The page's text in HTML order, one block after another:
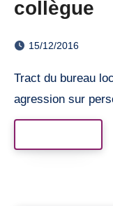
collègue
15/12/2016
Tract du bureau local de Grenoble-Varces suite à une
agression sur